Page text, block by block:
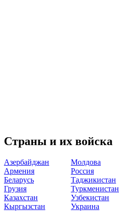
Страны и их войска
Азербайджан
Армения
Беларусь
Грузия
Казахстан
Кыргызстан
Молдова
Россия
Таджикистан
Туркменистан
Узбекистан
Украина